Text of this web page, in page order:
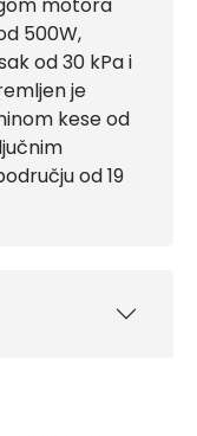
500W,
od 30 kPa i
je
kese od
od 19